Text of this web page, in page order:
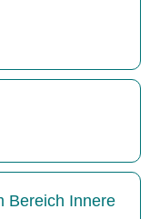
Bereich Innere